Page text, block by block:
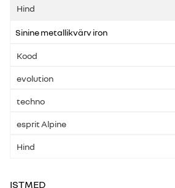
Sinine metallikvärv iron
ISTMED